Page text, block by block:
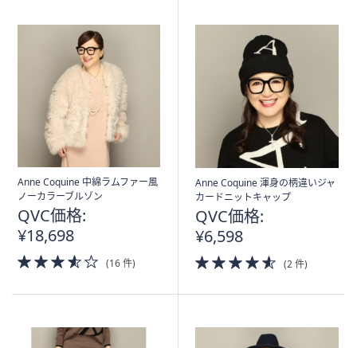
Anne Coquine 中綿ラムファー風
ノーカラーブルゾン
QVC価格:
¥18,698
3.5
of
(16 件)
Anne Coquine 渾身の柄違いジャ
カードニットキャップ
QVC価格:
¥6,598
4.5
of
(2 件)